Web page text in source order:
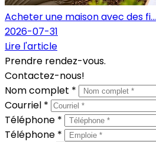
Acheter une maison avec des fi...
2026-07-31
Lire l'article
Prendre rendez-vous.
Contactez-nous!
Nom complet *
Courriel *
Téléphone *
Téléphone *